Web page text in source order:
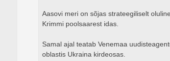
Aasovi meri on sõjas strateegiliselt
Krimmi poolsaarest idas.
Samal ajal teatab Venemaa
oblastis Ukraina kirdeosas.